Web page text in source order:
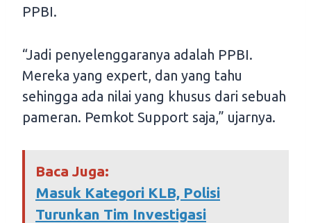
PPBI.
“Jadi penyelenggaranya adalah PPBI.
Mereka yang expert, dan yang tahu
sehingga ada nilai yang khusus dari sebuah
pameran. Pemkot Support saja,” ujarnya.
Baca Juga:
Masuk Kategori KLB, Polisi
Turunkan Tim Investigasi